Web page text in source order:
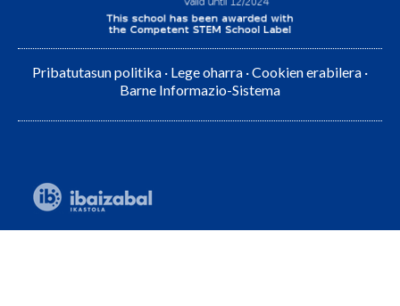
Pribatutasun politika · Lege oharra ·Cookien erabilera ·
Barne Informazio-Sistema